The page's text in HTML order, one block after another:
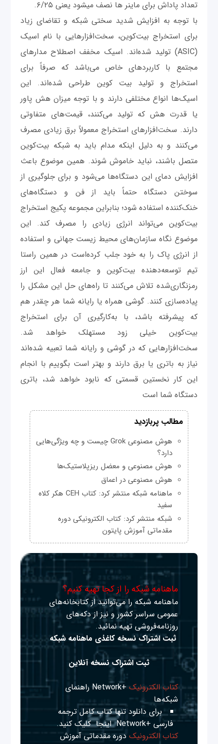
تعداد پاداش برای ماینر ها نصف میشود یعنی ۶/۲۵.
با توجه به افزایش شدید سختی شبکه و تقاضای زیاد
برای استخراج بیت‌کوین، سخت‌افزارهایی با نام اسیک
(ASIC) تولید شده‌اند. اسیک مخفف اصطلاح مدارهای
مجتمع با کاربردهای خاص می‌باشد که صرفاً برای
استخراج و تولید بیت کوین طراحی شده‌اند. این
اسیک‌ها انواع مختلفی دارند و با توجه میزان هش پاور
یا قدرت هش که تولید می‌کنند، قیمت‌های متفاوتی
دارند. سخت‌افزارهای استخراج معمولاً برق زیادی مصرف
می‌کنند و به دلیل اینکه مدام باید به شبکه بیت‌کوین
متصل باشند، نباید خاموش شوند. همین موضوع باعث
افزایش دمای این دستگاه‌ها می‌شود و برای جلوگیری از
سوختن دستگاه حتماً باید از فن و دستگاه‌های
خنک‌کننده استفاده شود؛ بنابراین مجموعه پکیج استخراج
بیت‌کوین می‌تواند انرژی زیادی را مصرف کند. این
موضوع نگاه سازمان‌های محیط‌ زیست جهانی و استفاده
از انرژی پاک را به خود جلب کرده‌است در همین راستا
تیم توسعه‌دهنده بیت‌کوین و جامعه فعال این ارز
رمزنگاری‌شده تلاش می‌کنند تا راه‌های حل این مشکل را
پیاده‌سازی کنند. گوشی همراه یا رایانه شما هر چقدر هم
که پیشرفته باشد، با به‌کارگیری آن برای استخراج
بیت‌کوین خیلی زود مستهلک خواهد شد.
سخت‌افزارهایی که در گوشی و رایانه شما تعبیه شده‌اند
نیاز به باتری یا برق دارند و بهتر است بگوییم با انجام
این کار نخستین قسمتی که نابود خواهد شد، باتری
دستگاه شما است
مطالب پربازدید
هوش مصنوعی Grok چیست و چه ویژگی‌هایی
دارد؟
هوش مصنوعی و معضل ریزپلاستیک‌ها
هوش مصنوعی در اعماق
ماهنامه شبکه منتشر کرد: کتاب CEH هکر کلاه
سفید
شبکه منتشر کرد: کتاب الکترونیکی دوره
مقدماتی آموزش پایتون
ماهنامه شبکه را از کجا تهیه کنیم؟
ماهنامه شبکه را می‌توانید از کتابخانه‌های
عمومی سراسر کشور و نیز از دکه‌های
روزنامه‌فروشی تهیه نمائید.
ثبت اشتراک نسخه کاغذی ماهنامه شبکه
ثبت اشتراک نسخه آنلاین
کتاب الکترونیک
+Network راهنمای
شبکه‌ها
برای دانلود تنها کتاب کامل ترجمه
فارسی +Network
اینجا کلیک کنید.
کتاب الکترونیک دوره مقدماتی آموزش